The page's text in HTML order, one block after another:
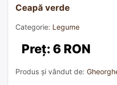
Ceapă verde
Categorie: Legume
Preț: 6 RON
Produs și vândut de: